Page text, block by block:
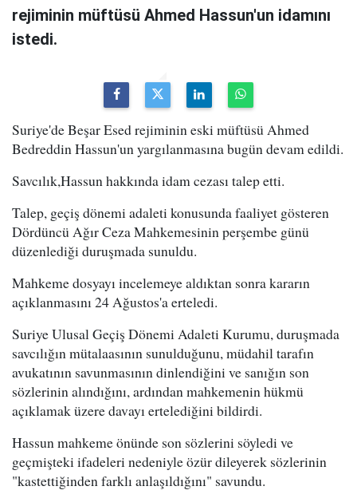
rejiminin müftüsü Ahmed Hassun'un idamını
istedi.
Suriye'de Beşar Esed rejiminin eski müftüsü Ahmed
Bedreddin Hassun'un yargılanmasına bugün devam edildi.
Savcılık,Hassun hakkında idam cezası talep etti.
Talep, geçiş dönemi adaleti konusunda faaliyet gösteren
Dördüncü Ağır Ceza Mahkemesinin perşembe günü
düzenlediği duruşmada sunuldu.
Mahkeme dosyayı incelemeye aldıktan sonra kararın
açıklanmasını 24 Ağustos'a erteledi.
Suriye Ulusal Geçiş Dönemi Adaleti Kurumu, duruşmada
savcılığın mütalaasının sunulduğunu, müdahil tarafın
avukatının savunmasının dinlendiğini ve sanığın son
sözlerinin alındığını, ardından mahkemenin hükmü
açıklamak üzere davayı ertelediğini bildirdi.
Hassun mahkeme önünde son sözlerini söyledi ve
geçmişteki ifadeleri nedeniyle özür dileyerek sözlerinin
"kastettiğinden farklı anlaşıldığını" savundu.